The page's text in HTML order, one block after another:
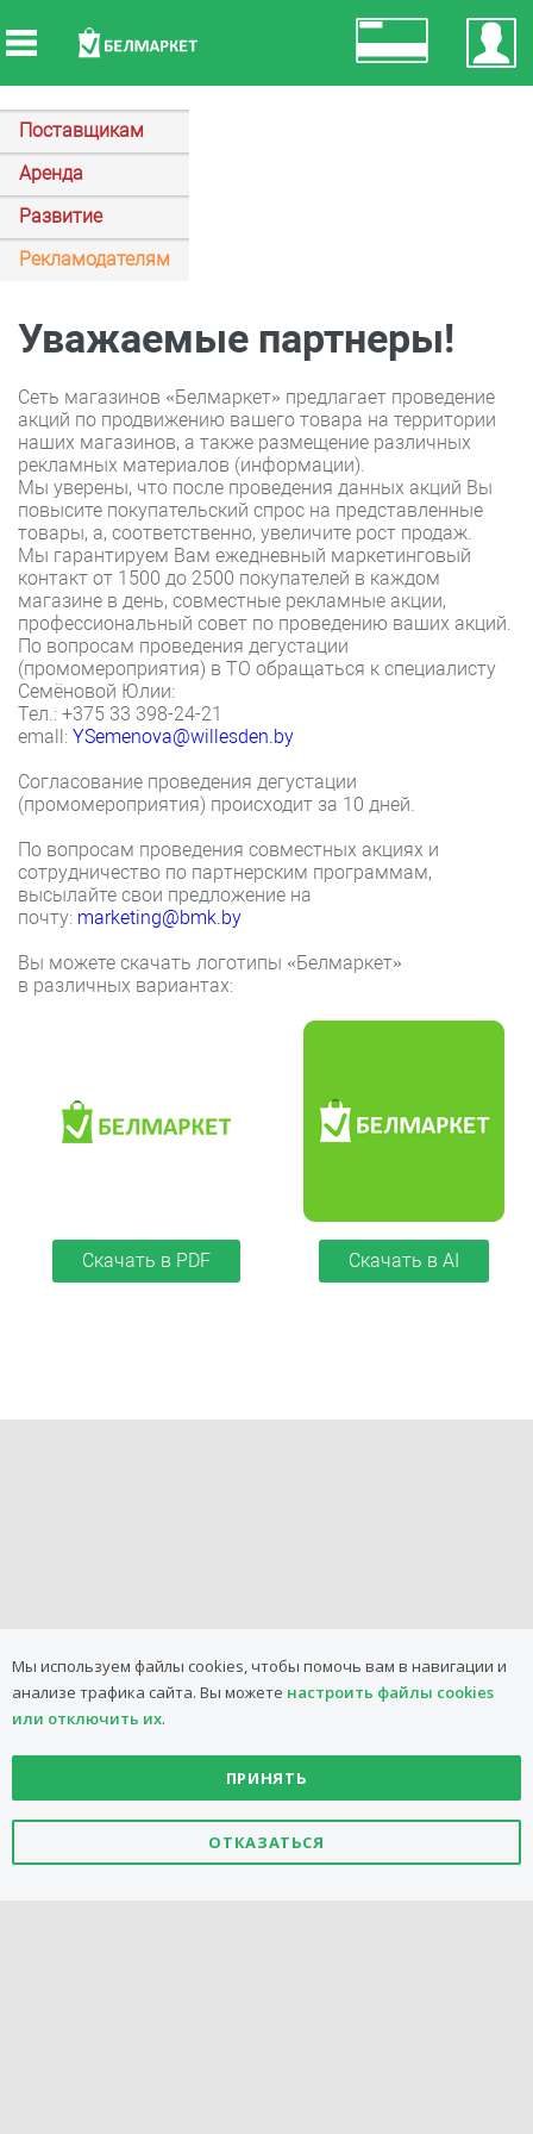
Поставщикам
Аренда
Развитие
Рекламодателям
Уважаемые партнеры!
Сеть магазинов «Белмаркет» предлагает проведение
акций по продвижению вашего товара на территории
наших магазинов, а также размещение различных
рекламных материалов (информации).
Мы уверены, что после проведения данных акций Вы
повысите покупательский спрос на представленные
товары, а, соответственно, увеличите рост продаж.
Мы гарантируем Вам ежедневный маркетинговый
контакт от 1500 до 2500 покупателей в каждом
магазине в день, совместные рекламные акции,
профессиональный совет по проведению ваших акций.
По вопросам проведения дегустации
(промомероприятия) в ТО обращаться к специалисту
Семёновой Юлии:
Тел.: +375 33 398-24-21
emall: YSemenova@willesden.by
Согласование проведения дегустации
(промомероприятия) происходит за 10 дней.
По вопросам проведения совместных акциях и
сотрудничество по партнерским программам,
высылайте свои предложение на
почту: marketing@bmk.by
Вы можете скачать логотипы «Белмаркет»
в различных вариантах:
Скачать в PDF Скачать в AI
Мы используем файлы cookies, чтобы помочь вам в навигации и
анализе трафика сайта. Вы можете настроить файлы cookies
или отключить их.
ПРИНЯТЬ
ОТКАЗАТЬСЯ
2008-2026 ООО
"БелМаркетКомпани"